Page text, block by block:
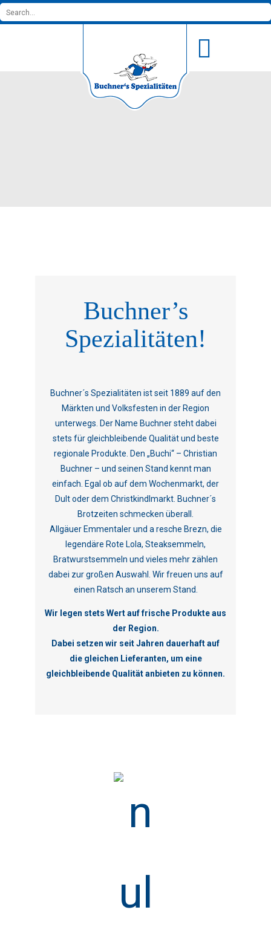
Buchner’s
Spezialitäten!
Buchner´s Spezialitäten ist seit 1889 auf den
Märkten und Volksfesten in der Region
unterwegs. Der Name Buchner steht dabei
stets für gleichbleibende Qualität und beste
regionale Produkte. Den „Buchi“ – Christian
Buchner – und seinen Stand kennt man
einfach. Egal ob auf dem Wochenmarkt, der
Dult oder dem Christkindlmarkt. Buchner´s
Brotzeiten schmecken überall.
Allgäuer Emmentaler und a resche Brezn, die
legendäre Rote Lola, Steaksemmeln,
Bratwurstsemmeln und vieles mehr zählen
dabei zur großen Auswahl. Wir freuen uns auf
einen Ratsch an unserem Stand.
Wir legen stets Wert auf frische Produkte aus
der Region.
Dabei setzen wir seit Jahren dauerhaft auf
die gleichen Lieferanten, um eine
gleichbleibende Qualität anbieten zu können.